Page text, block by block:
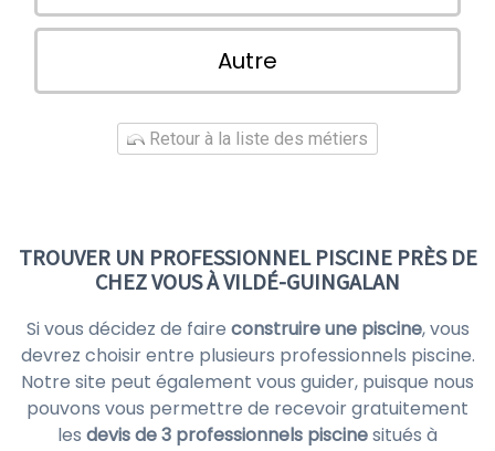
Autre
Retour à la liste des métiers
TROUVER UN PROFESSIONNEL PISCINE PRÈS DE
CHEZ VOUS À VILDÉ-GUINGALAN
Si vous décidez de faire construire une piscine, vous
devrez choisir entre plusieurs professionnels piscine.
Notre site peut également vous guider, puisque nous
pouvons vous permettre de recevoir gratuitement
les devis de 3 professionnels piscinesitués à